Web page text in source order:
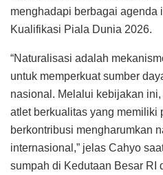
menghadapi berbagai agenda
Kualifikasi Piala Dunia 2026.
“Naturalisasi adalah
untuk memperkuat sumber
nasional. Melalui kebijakan
atlet berkualitas yang memiliki
berkontribusi mengharumkan
internasional,” jelas Cahyo
sumpah di Kedutaan Besar RI